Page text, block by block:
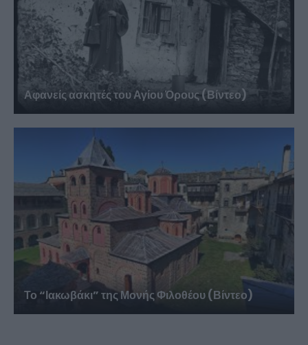
Αφανείς ασκητές του Αγίου Όρους (Βίντεο)
Το “Ιακωβάκι” της Μονής Φιλοθέου (Βίντεο)